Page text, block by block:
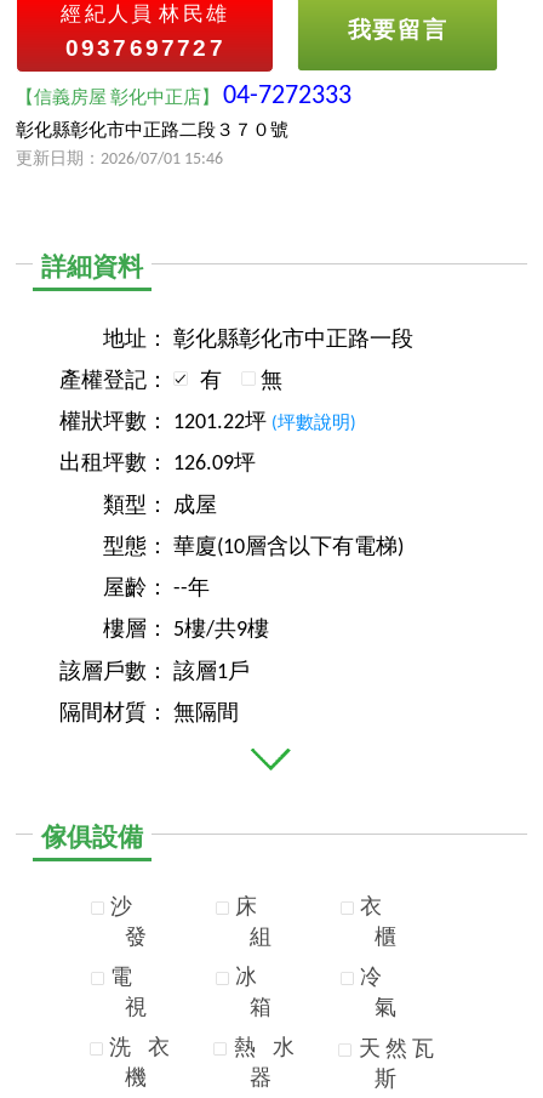
經紀人員 林民雄
0937697727
我要留言
【信義房屋 彰化中正店】04-7272333
彰化縣彰化市中正路二段３７０號
更新日期：2026/07/01 15:46
詳細資料
地址：
彰化縣彰化市中正路一段
產權登記：
有
無
權狀坪數：
1201.22坪 (坪數說明)
出租坪數：
126.09坪
類型：
成屋
型態：
華廈(10層含以下有電梯)
屋齡：
--年
樓層：
5樓/共9樓
該層戶數：
該層1戶
隔間材質：
無隔間
傢俱設備
沙
發
電
視
洗
衣
機
床
組
冰
箱
熱
水
器
衣
櫃
冷
氣
天 然 瓦
斯